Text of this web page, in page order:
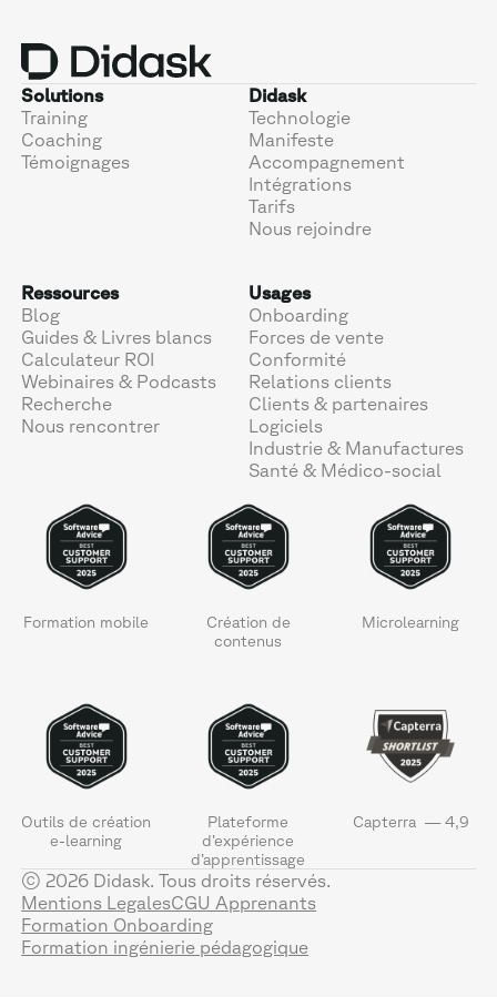
Solutions
Training
Coaching
Témoignages
Didask
Technologie
Manifeste
Accompagnement
Intégrations
Tarifs
Nous rejoindre
Ressources
Blog
Guides & Livres blancs
Calculateur ROI
Webinaires & Podcasts
Recherche
Nous rencontrer
Usages
Onboarding
Forces de vente
Conformité
Relations clients
Clients & partenaires
Logiciels
Industrie & Manufactures
Santé & Médico-social
Formation mobile
Création de
contenus
Microlearning
Outils de création
e-learning
Plateforme
d’expérience
d’apprentissage
Capterra — 4,9
© 2026 Didask. Tous droits réservés.
Mentions LegalesCGU Apprenants
Formation Onboarding
Formation ingénierie pédagogique